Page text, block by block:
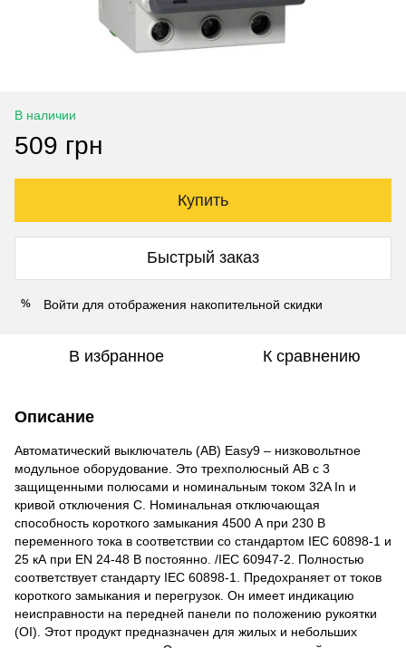
В наличии
509 грн
Купить
Быстрый заказ
% Войти для отображения накопительной скидки
В избранное К сравнению
Описание
Автоматический выключатель (АВ) Easy9 – низковольтное
модульное оборудование. Это трехполюсный АВ с 3
защищенными полюсами и номинальным током 32A In и
кривой отключения C. Номинальная отключающая
способность короткого замыкания 4500 А при 230 В
переменного тока в соответствии со стандартом IEC 60898-1 и
25 кА при EN 24-48 В постоянно. /IEC 60947-2. Полностью
соответствует стандарту IEC 60898-1. Предохраняет от токов
короткого замыкания и перегрузок. Он имеет индикацию
неисправности на передней панели по положению рукоятки
(OI). Этот продукт предназначен для жилых и небольших